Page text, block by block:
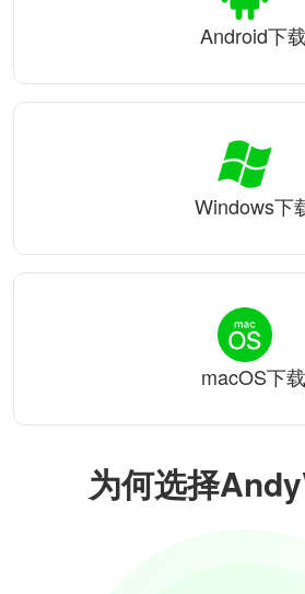
为何选择
Android下载
Windows下
macOS下载